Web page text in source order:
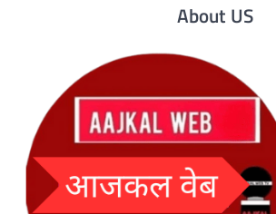
About US